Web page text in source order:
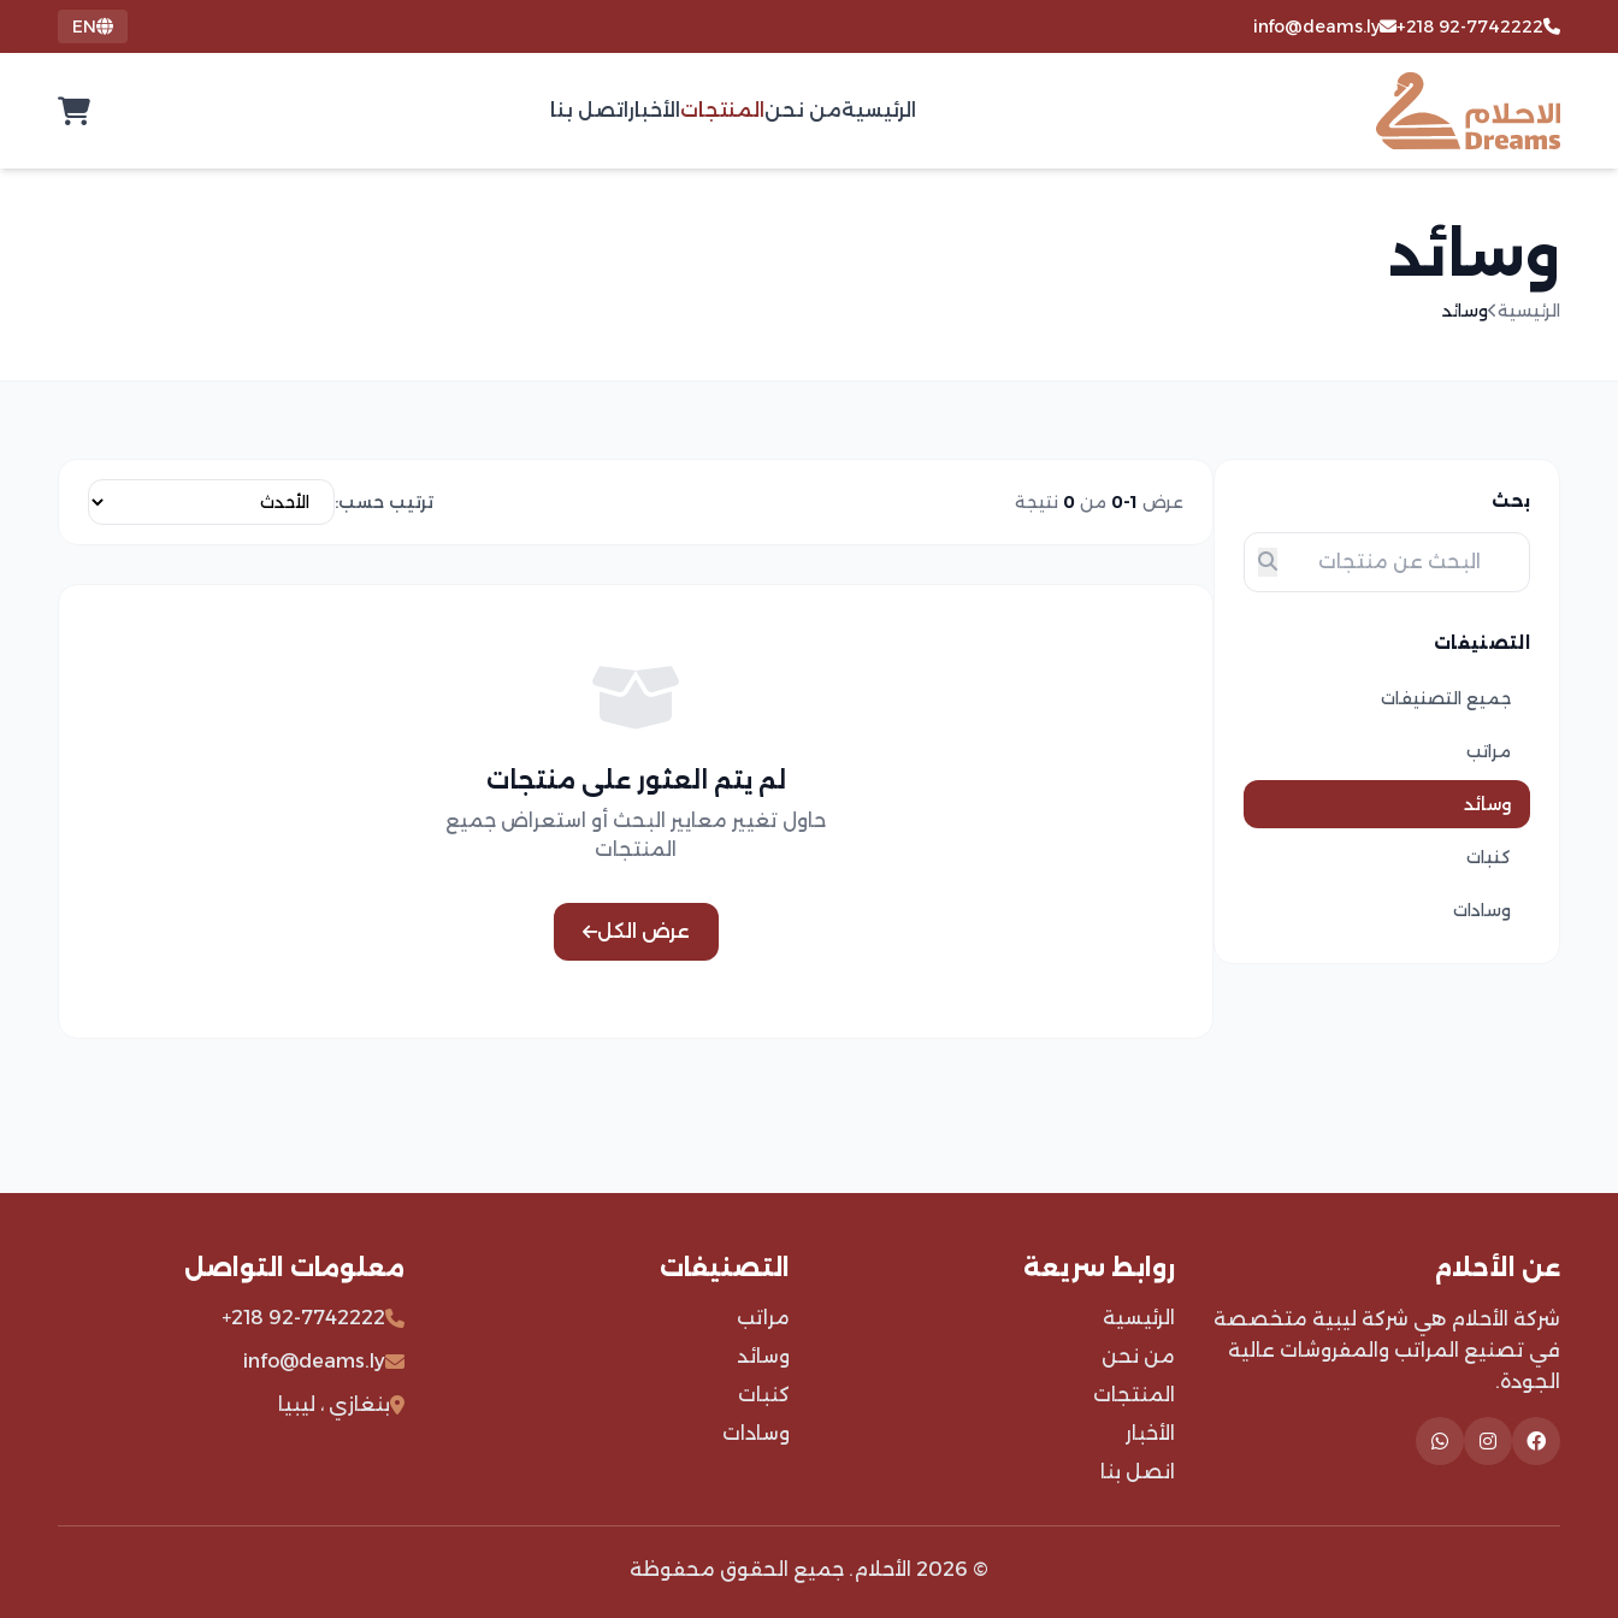
+218 92-7742222
info@deams.ly
EN
الرئيسيةمن نحن المنتجات الأخبار اتصل بنا
وسائد
الرئيسية وسائد
بحث
التصنيفات
جميع التصنيفات
مراتب
وسائد
كنبات
وسادات
عرض 1-0 من 0 نتيجة ترتيب حسب:
لم يتم العثور على منتجات
حاول تغيير معايير البحث أو استعراض جميع
المنتجات
عرض الكل
عن الأحلام
شركة الأحلام هي شركة ليبية متخصصة
في تصنيع المراتب والمفروشات عالية
الجودة.
روابط سريعة
الرئيسية
من نحن
المنتجات
الأخبار
انصل بنا
التصنيفات
مراتب
وسائد
كنبات
وسادات
معلومات التواصل
+218 92-7742222
info@deams.ly
بنغازي ، ليبيا
© 2026 الأحلام. جميع الحقوق محفوظة